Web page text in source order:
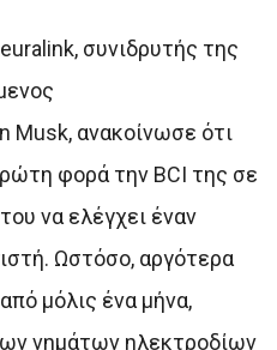
συνιδρυτής της
Musk, ανακοίνωσε ότι
φορά την BCI της σε
να ελέγχει έναν
Ωστόσο, αργότερα
μόλις ένα μήνα,
νημάτων ηλεκτροδίων